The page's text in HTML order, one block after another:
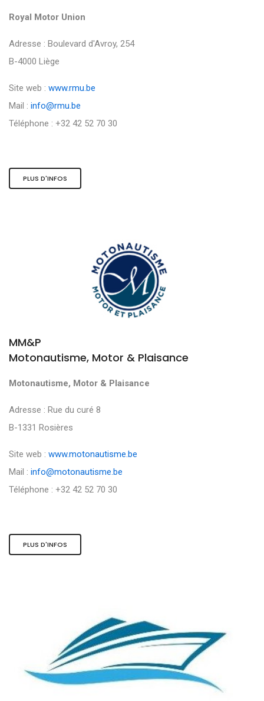
Royal Motor Union
Adresse : Boulevard d'Avroy, 254
B-4000 Liège
Site web : www.rmu.be
Mail : info@rmu.be
Téléphone : +32 42 52 70 30
PLUS D'INFOS
MM&P
Motonautisme, Motor & Plaisance
Motonautisme, Motor & Plaisance
Adresse : Rue du curé 8
B-1331 Rosières
Site web : www.motonautisme.be
Mail : info@motonautisme.be
Téléphone : +32 42 52 70 30
PLUS D'INFOS